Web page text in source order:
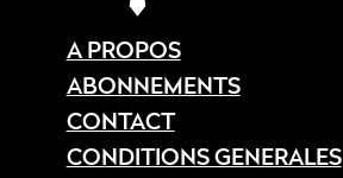
A PROPOS
ABONNEMENTS
CONTACT
CONDITIONS GENERALES